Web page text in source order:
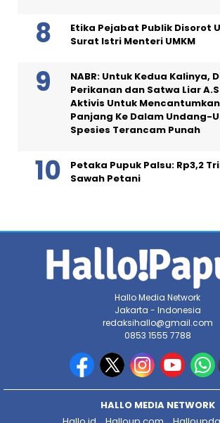
Etika Pejabat Publik Disorot
Surat Istri Menteri UMKM
NABR: Untuk Kedua Kalinya,
Perikanan dan Satwa Liar
Aktivis Untuk
Panjang Ke Dalam Undang-
Spesies Terancam Punah
Petaka Pupuk Palsu: Rp3,2
Sawah Petani
Hallo Media Network
Jakarta - Indonesia
redaksihallo@gmail.com
0853 1555 7788
HALLO MEDIA NETWORK